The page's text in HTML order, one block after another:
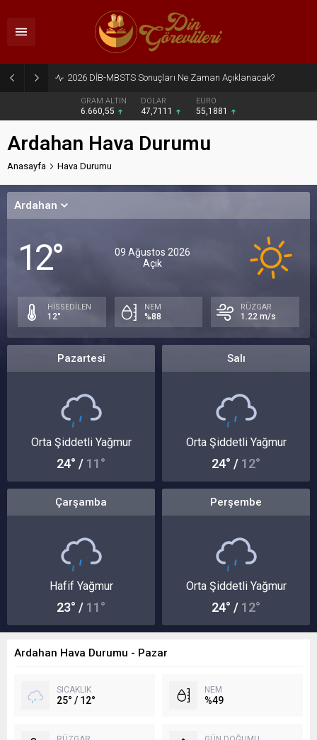
2026 DİB-MBSTS Sonuçları Ne Zaman Açıklanacak?
GRAM ALTIN
6.660,55
DOLAR
47,7111
EURO
55,1881
Ardahan Hava Durumu
Anasayfa Hava Durumu
Ardahan
12°
09 Ağustos 2026
Açık
HİSSEDİLEN
12°
NEM
%88
RÜZGAR
1.22 m/s
Pazartesi
Orta Şiddetli Yağmur
24° / 11°
Salı
Orta Şiddetli Yağmur
24° / 12°
Çarşamba
Hafif Yağmur
23° / 11°
Perşembe
Orta Şiddetli Yağmur
24° / 12°
Ardahan Hava Durumu - Pazar
SICAKLIK
25° / 12°
NEM
%49